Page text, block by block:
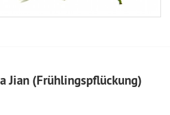
Jian (Frühlingspflückung)